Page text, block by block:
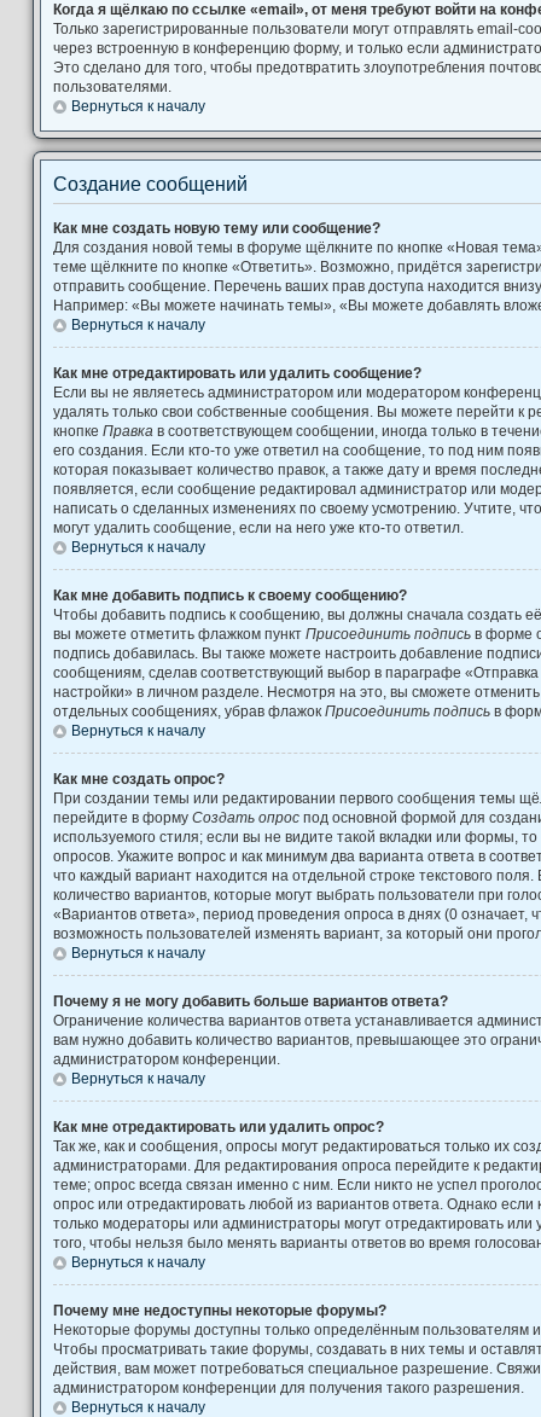
Когда я щёлкаю по ссылке «email», от меня требуют войти на
Только зарегистрированные пользователи могут отправлять email-
через встроенную в конференцию форму, и только если
Это сделано для того, чтобы предотвратить злоупотребления
пользователями.
Вернуться к началу
Создание сообщений
Как мне создать новую тему или сообщение?
Для создания новой темы в форуме щёлкните по кнопке «Новая
теме щёлкните по кнопке «Ответить». Возможно, придётся
отправить сообщение. Перечень ваших прав доступа находится
Например: «Вы можете начинать темы», «Вы можете добавлять
Вернуться к началу
Как мне отредактировать или удалить сообщение?
Если вы не являетесь администратором или модератором
удалять только свои собственные сообщения. Вы можете перейти к
кнопке Правка в соответствующем сообщении, иногда только в
его создания. Если кто-то уже ответил на сообщение, то под ним
которая показывает количество правок, а также дату и время
появляется, если сообщение редактировал администратор или
написать о сделанных изменениях по своему усмотрению. Учтите,
могут удалить сообщение, если на него уже кто-то ответил.
Вернуться к началу
Как мне добавить подпись к своему сообщению?
Чтобы добавить подпись к сообщению, вы должны сначала создать
вы можете отметить флажком пункт Присоединить подпись в форме
подпись добавилась. Вы также можете настроить добавление
сообщениям, сделав соответствующий выбор в параграфе
настройки» в личном разделе. Несмотря на это, вы сможете
отдельных сообщениях, убрав флажок Присоединить подпись в
Вернуться к началу
Как мне создать опрос?
При создании темы или редактировании первого сообщения темы
перейдите в форму Создать опрос под основной формой для
используемого стиля; если вы не видите такой вкладки или формы,
опросов. Укажите вопрос и как минимум два варианта ответа в
что каждый вариант находится на отдельной строке текстового
количество вариантов, которые могут выбрать пользователи при
«Вариантов ответа», период проведения опроса в днях (0 означает,
возможность пользователей изменять вариант, за который они
Вернуться к началу
Почему я не могу добавить больше вариантов ответа?
Ограничение количества вариантов ответа устанавливается
вам нужно добавить количество вариантов, превышающее это
администратором конференции.
Вернуться к началу
Как мне отредактировать или удалить опрос?
Так же, как и сообщения, опросы могут редактироваться только их
администраторами. Для редактирования опроса перейдите к
теме; опрос всегда связан именно с ним. Если никто не успел
опрос или отредактировать любой из вариантов ответа. Однако если
только модераторы или администраторы могут отредактировать или
того, чтобы нельзя было менять варианты ответов во время
Вернуться к началу
Почему мне недоступны некоторые форумы?
Некоторые форумы доступны только определённым пользователям
Чтобы просматривать такие форумы, создавать в них темы и
действия, вам может потребоваться специальное разрешение.
администратором конференции для получения такого разрешения.
Вернуться к началу